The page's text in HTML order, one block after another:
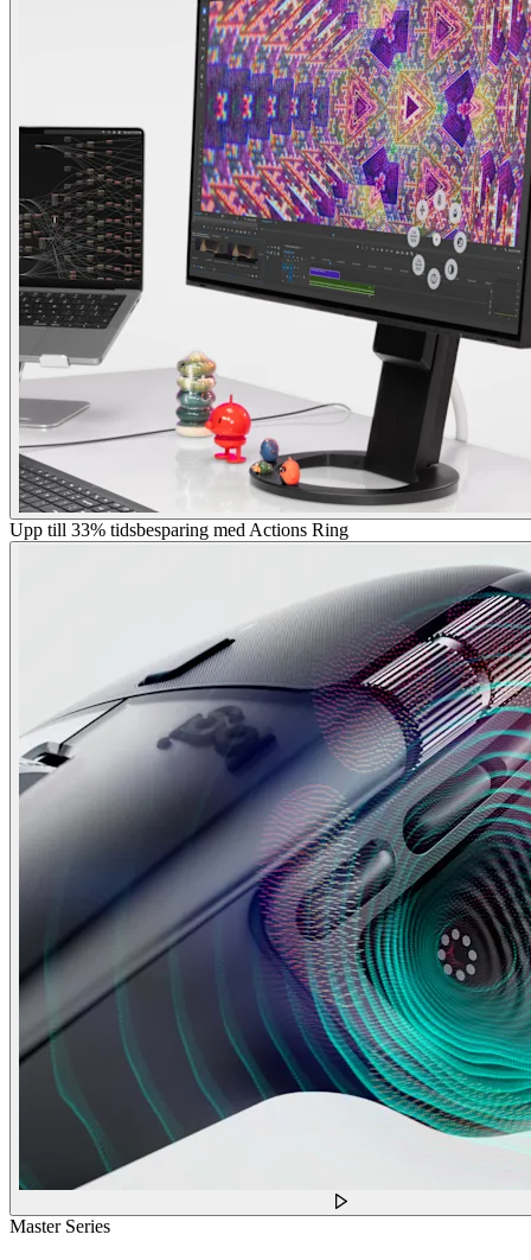
Upp till 33% tidsbesparing med Actions Ring
Master Series